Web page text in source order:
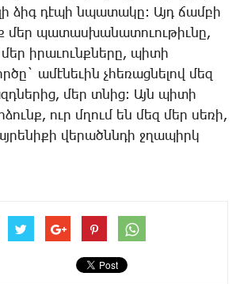
ձիգ դէ­պի նպա­տա­կը: Այդ ճամ­բի
մեր պա­տաս­խա­նա­տո­ւու­թիւ­նը,
ի­րա­ւունք­նե­րը, պի­տի
ա­մէ­նե­ւին չհե­ռաց­նե­լով մեզ
մեր տնից: Այն պի­տի
ուր մղում են մեզ մեր սե­ռի,
վե­րածնն­դի ջղա­պիրկ